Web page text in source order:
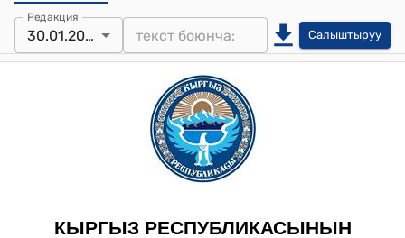
Редакция
30.01.2010 Салыштыруу